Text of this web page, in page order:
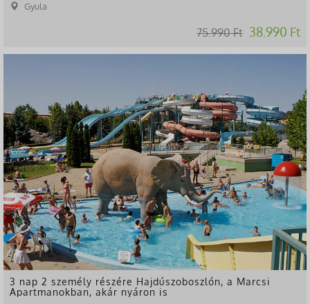
Gyula
75.990 Ft 38.990 Ft
3 nap 2 személy részére Hajdúszoboszlón, a Marcsi
Apartmanokban, akár nyáron is